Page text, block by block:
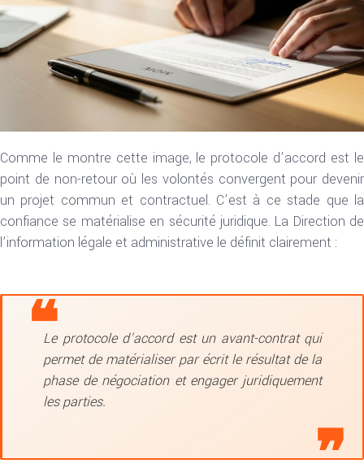
Comme le montre cette image, le protocole d’accord est le
point de non-retour où les volontés convergent pour devenir
un projet commun et contractuel. C’est à ce stade que la
confiance se matérialise en sécurité juridique. La Direction de
l’information légale et administrative le définit clairement :
Le protocole d’accord est un avant-contrat qui
permet de matérialiser par écrit le résultat de la
phase de négociation et engager juridiquement
les parties.